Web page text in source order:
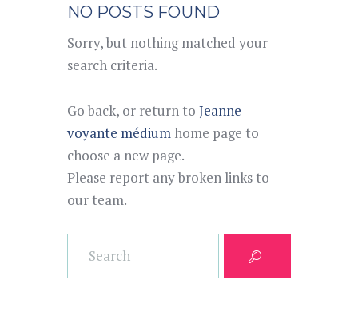
NO POSTS FOUND
Sorry, but nothing matched your
search criteria.
Go back, or return to Jeanne
voyante médium home page to
choose a new page.
Please report any broken links to
our team.